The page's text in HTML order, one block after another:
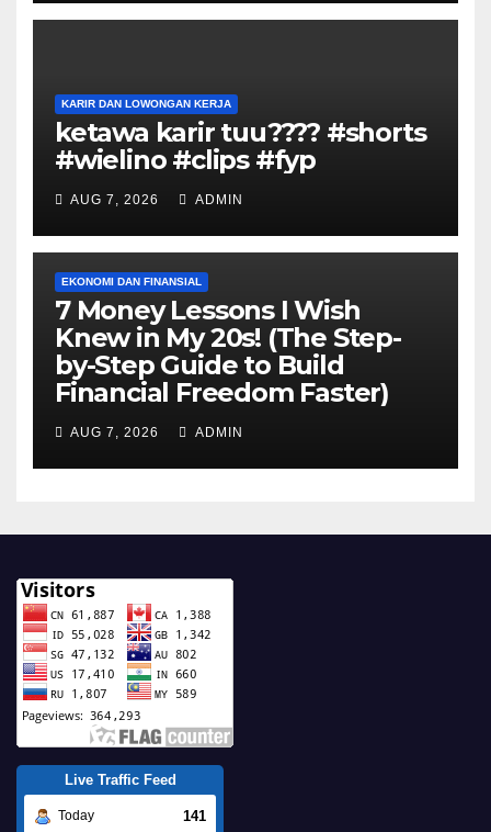
KARIR DAN LOWONGAN KERJA
ketawa karir tuu???? #shorts
#wielino #clips #fyp
AUG 7, 2026 ADMIN
EKONOMI DAN FINANSIAL
7 Money Lessons I Wish
Knew in My 20s! (The Step-
by-Step Guide to Build
Financial Freedom Faster)
AUG 7, 2026 ADMIN
Live Traffic Feed
Today 141